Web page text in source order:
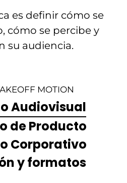
es definir cómo se
cómo se percibe y
su audiencia.
MOTION
Audiovisual
de Producto
Corporativo
y formatos